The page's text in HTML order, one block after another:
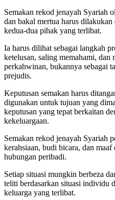
Semakan rekod jenayah Syariah
dan bakal mertua harus dilakukan
kedua-dua pihak yang terlibat.
Ia harus dilihat sebagai langkah
ketelusan, saling memahami,
perkahwinan, bukannya sebagai
prejudis.
Keputusan semakan harus
digunakan untuk tujuan yang
keputusan yang tepat berkaitan
kekeluargaan.
Semakan rekod jenayah Syariah
kerahsiaan, budi bicara, dan
hubungan peribadi.
Setiap situasi mungkin berbeza
teliti berdasarkan situasi individu
keluarga yang terlibat.